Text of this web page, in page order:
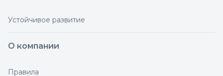
Устойчивое развитие
О компании
Правила